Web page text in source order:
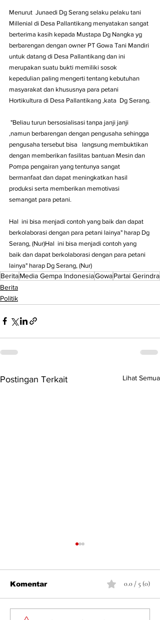
Menurut  Junaedi Dg Serang selaku pelaku tani
Millenial di Desa Pallantikang menyatakan sangat
berterima kasih kepada Mustapa Dg Nangka yg
berbarengan dengan owner PT Gowa Tani Mandiri
untuk datang di Desa Pallantikang dan ini
merupakan suatu bukti memiliki sosok
kepedulian paling mengerti tentang kebutuhan
masyarakat dan khususnya para petani
Hortikultura di Desa Pallantikang ,kata  Dg Serang.
,namun berbarengan dengan pengusaha sehingga
pengusaha tersebut bisa   langsung membuktikan
dengan memberikan fasilitas bantuan Mesin dan
Pompa pengairan yang tentunya sangat
bermanfaat dan dapat meningkatkan hasil
produksi serta memberikan memotivasi
semangat para petani.
Hal  ini bisa menjadi contoh yang baik dan dapat
berkolaborasi dengan para petani lainya" harap Dg
Serang, (Nur)Hal  ini bisa menjadi contoh yang
baik dan dapat berkolaborasi dengan para petani
lainya" harap Dg Serang, (Nur)
BeritaMedia Gempa IndonesiaGowaPartai Gerindra
Berita
Politik
Postingan Terkait Lihat Semua
Komentar 0.0 / 5 (0)